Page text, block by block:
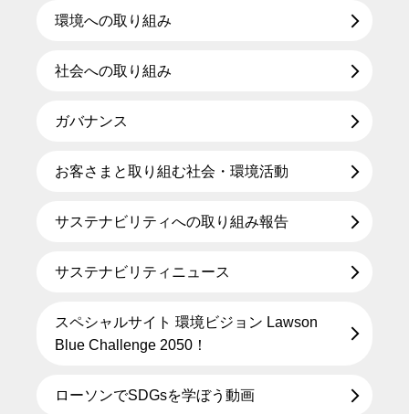
環境への取り組み
社会への取り組み
ガバナンス
お客さまと取り組む社会・環境活動
サステナビリティへの取り組み報告
サステナビリティニュース
スペシャルサイト 環境ビジョン Lawson
Blue Challenge 2050！
ローソンでSDGsを学ぼう動画